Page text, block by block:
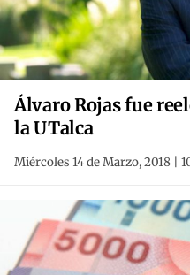
Álvaro Rojas fue
la UTalca
Miércoles 14 de Marzo, 2018 |